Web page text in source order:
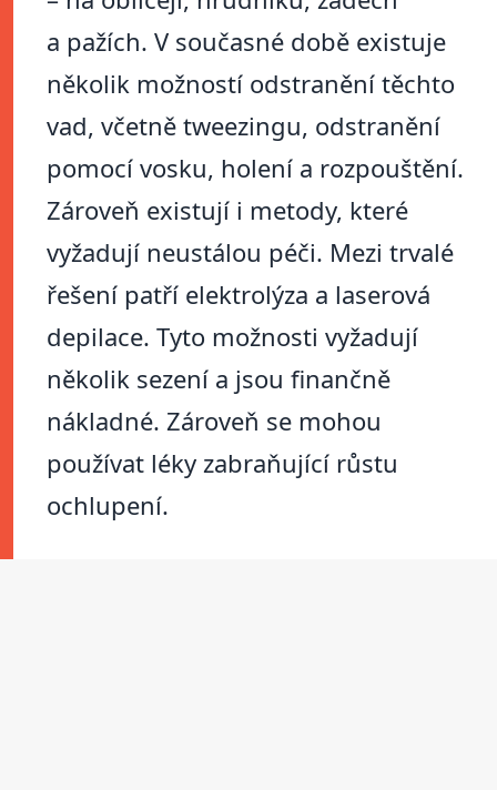
a pažích. V současné době existuje
několik možností odstranění těchto
vad, včetně tweezingu, odstranění
pomocí vosku, holení a rozpouštění.
Zároveň existují i metody, které
vyžadují neustálou péči. Mezi trvalé
řešení patří elektrolýza a laserová
depilace. Tyto možnosti vyžadují
několik sezení a jsou finančně
nákladné. Zároveň se mohou
používat léky zabraňující růstu
ochlupení.